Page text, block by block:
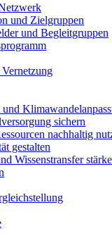
und Zielgruppen
und Begleitgruppen
sichern
nachhaltig
gestalten
Wissenstransfer